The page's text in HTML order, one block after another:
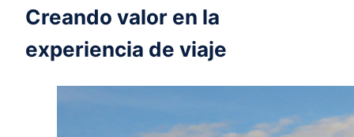
Creando valor en la
experiencia de viaje